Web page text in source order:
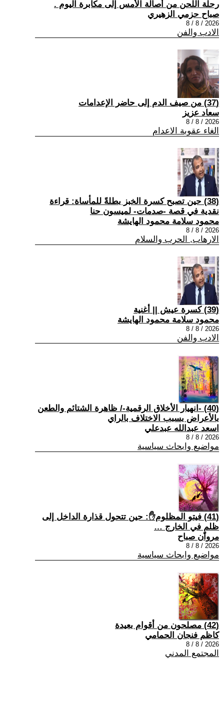
رحلة اللحن من أصالة الأمس إلى مكابرة اليوم .
صباح حزمي الزهيري
2026 / 8 / 8
الادب والفن
(37) من صيف الدم إلى حاضر الإعدامات
سعاد عزيز
2026 / 8 / 8
الغاء عقوبة الاعدام
(38) حين تصبح كسرة الخبز بطلةً للمأساة: قراءة
نقدية في قصة -صدمات- لميسون حنا
محمود سلامة محمود الهايشة
2026 / 8 / 8
الارهاب, الحرب والسلام
(39) كسرة عيش || أغنية
محمود سلامة محمود الهايشة
2026 / 8 / 8
الادب والفن
(40) -انهيار الأخلاق الرقمية-/ ظاهرة الشتائم والطعن
بالأعراض بسبب الاختلاف بالراي
اسعد عبدالله عبدعلي
2026 / 8 / 8
مواضيع وابحاث سياسية
(41) فيتو المظلوم✋: حين تتحول قذارة الداخل إلى
ظلمٍ في الخارج …
مروان صباح
2026 / 8 / 8
مواضيع وابحاث سياسية
(42) مصلحون من أقوام بعيدة
كاظم فنجان الحمامي
2026 / 8 / 8
المجتمع المدني